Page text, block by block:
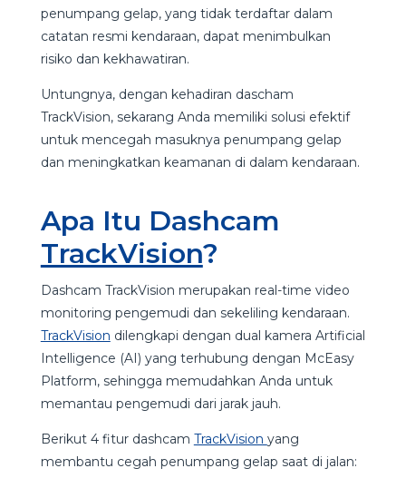
penumpang gelap, yang tidak terdaftar dalam
catatan resmi kendaraan, dapat menimbulkan
risiko dan kekhawatiran.
Untungnya, dengan kehadiran dascham
TrackVision, sekarang Anda memiliki solusi efektif
untuk mencegah masuknya penumpang gelap
dan meningkatkan keamanan di dalam kendaraan.
Apa Itu Dashcam
TrackVision?
Dashcam TrackVision merupakan real-time video
monitoring pengemudi dan sekeliling kendaraan.
TrackVision dilengkapi dengan dual kamera Artificial
Intelligence (AI) yang terhubung dengan McEasy
Platform, sehingga memudahkan Anda untuk
memantau pengemudi dari jarak jauh.
Berikut 4 fitur dashcam TrackVision yang
membantu cegah penumpang gelap saat di jalan: